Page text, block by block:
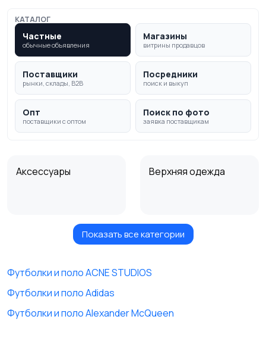
КАТАЛОГ
Частные
обычные объявления
Магазины
витрины продавцов
Поставщики
рынки, склады, B2B
Посредники
поиск и выкуп
Опт
поставщики с оптом
Поиск по фото
заявка поставщикам
Аксессуары Верхняя одежда
Головные уборы Домашняя одежда
Комбинезоны Нижнее белье
Показать все категории
Футболки и поло ACNE STUDIOS
Футболки и поло Adidas
Футболки и поло Alexander McQueen